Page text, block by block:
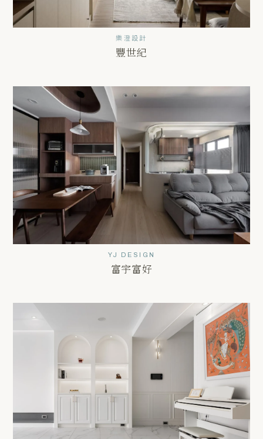
樂澄設計
豐世紀
YJ DESIGN
富宇富好